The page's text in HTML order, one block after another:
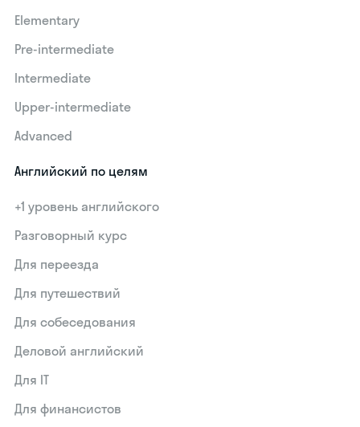
Elementary
Pre-intermediate
Intermediate
Upper-intermediate
Advanced
Английский по целям
+1 уровень английского
Разговорный курс
Для переезда
Для путешествий
Для собеседования
Деловой английский
Для IT
Для финансистов